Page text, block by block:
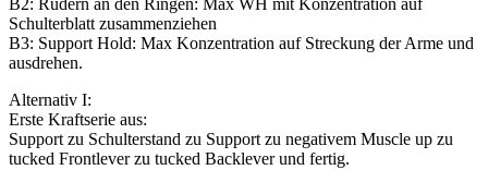
B2: Rudern an den Ringen: Max WH mit Konzentration auf
Schulterblatt zusammenziehen
B3: Support Hold: Max Konzentration auf Streckung der Arme und
ausdrehen.
Alternativ I:
Erste Kraftserie aus:
Support zu Schulterstand zu Support zu negativem Muscle up zu
tucked Frontlever zu tucked Backlever und fertig.